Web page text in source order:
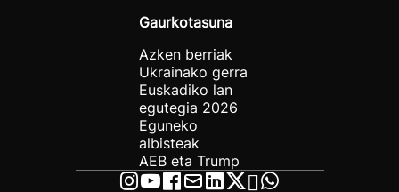
Gaurkotasuna
Azken berriak
Ukrainako gerra
Euskadiko lan
egutegia 2026
Eguneko
albisteak
AEB eta Trump